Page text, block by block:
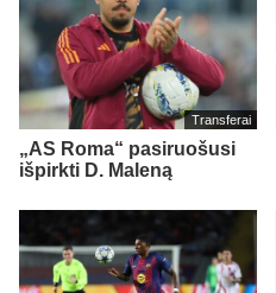
Transferai
„AS Roma“ pasiruošusi
išpirkti D. Maleną